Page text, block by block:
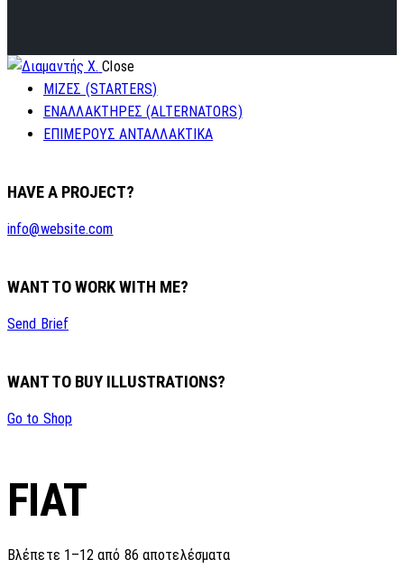
Close
ΜΙΖΕΣ (STARTERS)
ΕΝΑΛΛΑΚΤΗΡΕΣ (ALTERNATORS)
ΕΠΙΜΕΡΟΥΣ ΑΝΤΑΛΛΑΚΤΙΚΑ
HAVE A PROJECT?
info@website.com
WANT TO WORK WITH ME?
Send Brief
WANT TO BUY ILLUSTRATIONS?
Go to Shop
FIAT
Βλέπετε 1–12 από 86 αποτελέσματαSorted